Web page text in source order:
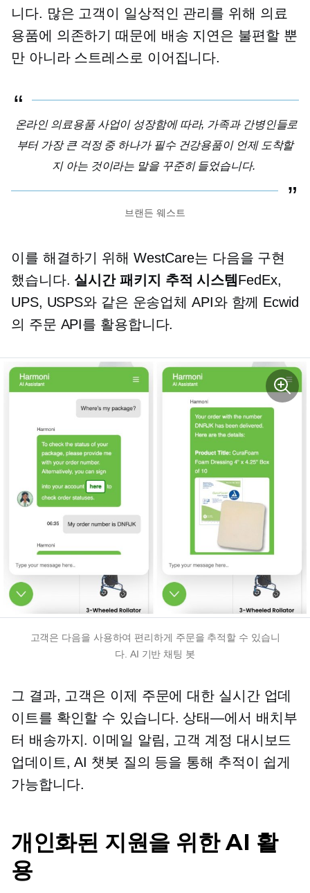
니다. 많은 고객이 일상적인 관리를 위해 의료
용품에 의존하기 때문에 배송 지연은 불편할 뿐
만 아니라 스트레스로 이어집니다.
온라인 의료용품 사업이 성장함에 따라, 가족과 간병인들로
부터 가장 큰 걱정 중 하나가 필수 건강용품이 언제 도착할
지 아는 것이라는 말을 꾸준히 들었습니다.
브랜든 웨스트
이를 해결하기 위해 WestCare는 다음을 구현
했습니다. 실시간패키지 추적 시스템FedEx,
UPS, USPS와 같은 운송업체 API와 함께 Ecwid
의 주문 API를 활용합니다.
고객은 다음을 사용하여 편리하게 주문을 추적할 수 있습니
다. AI 기반 채팅 봇
그 결과, 고객은 이제 주문에 대한 실시간 업데
이트를 확인할 수 있습니다. 상태—에서 배치부
터 배송까지. 이메일 알림, 고객 계정 대시보드
업데이트, AI 챗봇 질의 등을 통해 추적이 쉽게
가능합니다.
개인화된 지원을 위한 AI 활
용